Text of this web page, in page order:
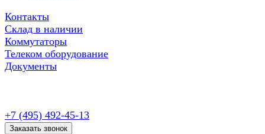
Контакты
Склад в наличии
Коммутаторы
Телеком оборудование
Документы
+7 (495) 492-45-13
Заказать звонок